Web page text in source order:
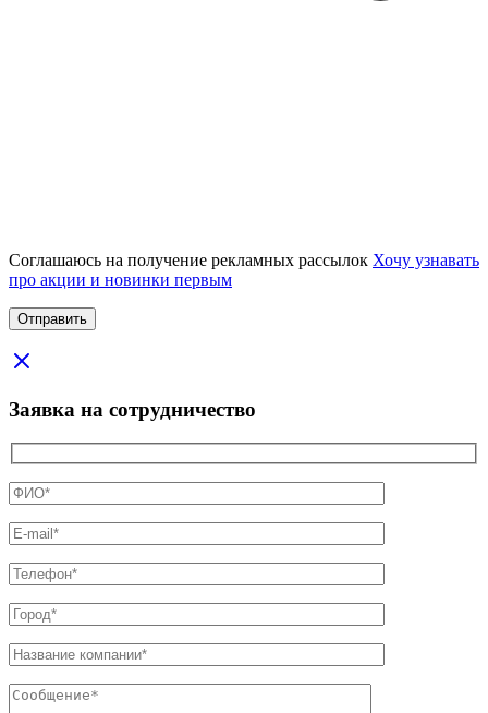
Соглашаюсь на получение рекламных рассылок Хочу узнавать
про акции и новинки первым
Заявка на сотрудничество